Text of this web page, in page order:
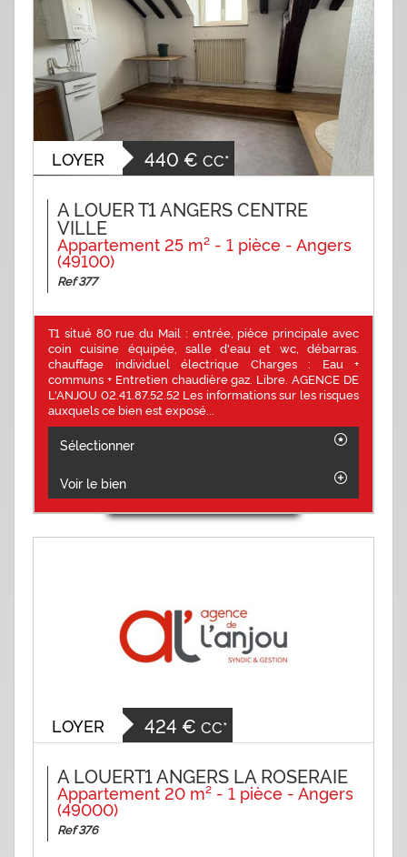
LOYER 440 € CC*
A LOUER T1 ANGERS CENTRE
VILLE
Appartement 25 m² - 1 pièce - Angers
(49100)
Ref 377
T1 situé 80 rue du Mail : entrée, pièce principale avec
coin cuisine équipée, salle d'eau et wc, débarras.
chauffage individuel électrique Charges : Eau +
communs + Entretien chaudière gaz. Libre. AGENCE DE
L'ANJOU 02.41.87.52.52 Les informations sur les risques
auxquels ce bien est exposé...
Sélectionner
Voir le bien
LOYER 424 € CC*
A LOUERT1 ANGERS LA ROSERAIE
Appartement 20 m² - 1 pièce - Angers
(49000)
Ref 376